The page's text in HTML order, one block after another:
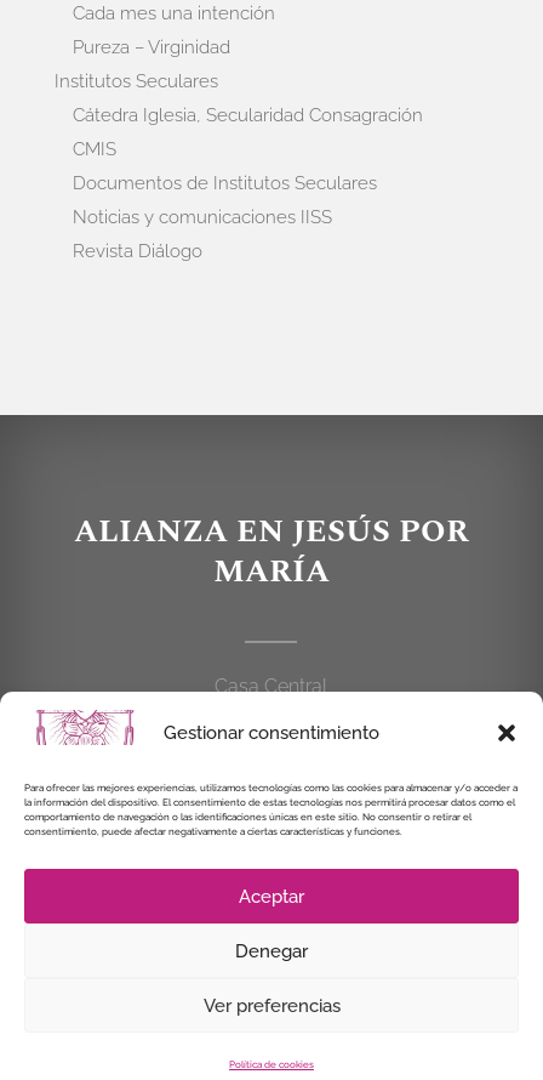
Gestionar consentimiento
Para ofrecer las mejores experiencias, utilizamos tecnologías como las cookies para almacenar y/o acceder a
la información del dispositivo. El consentimiento de estas tecnologías nos permitirá procesar datos como el
comportamiento de navegación o las identificaciones únicas en este sitio. No consentir o retirar el
consentimiento, puede afectar negativamente a ciertas características y funciones.
Aceptar
Denegar
Ver preferencias
Política de cookies
Cada mes una intención
Pureza – Virginidad
Institutos Seculares
Cátedra Iglesia, Secularidad Consagración
CMIS
Documentos de Institutos Seculares
Noticias y comunicaciones IISS
Revista Diálogo
ALIANZA EN JESÚS POR
MARÍA
Casa Central
C/Cardenal Cisneros, 55
914 462 114
alianzaenjesuspormaria@gmail.com